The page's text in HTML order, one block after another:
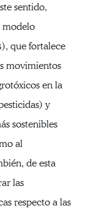
sentido,
modelo
que fortalece
movimientos
en la
y
sostenibles
al
de esta
las
respecto a las